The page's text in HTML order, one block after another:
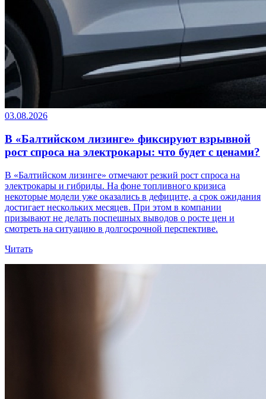
03.08.2026
В «Балтийском лизинге» фиксируют взрывной
рост спроса на электрокары: что будет с ценами?
В «Балтийском лизинге» отмечают резкий рост спроса на
электрокары и гибриды. На фоне топливного кризиса
некоторые модели уже оказались в дефиците, а срок ожидания
достигает нескольких месяцев. При этом в компании
призывают не делать поспешных выводов о росте цен и
смотреть на ситуацию в долгосрочной перспективе.
Читать